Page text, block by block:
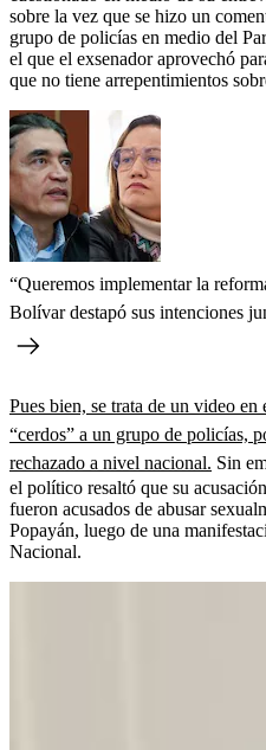
sobre la vez que se hizo un
grupo de policías en medio del
el que el exsenador aprovechó
que no tiene arrepentimientos
“Queremos implementar la
Bolívar destapó sus intenciones
Pues bien, se trata de un video
“cerdos” a un grupo de policías,
rechazado a nivel nacional. Sin
el político resaltó que su
fueron acusados de abusar
Popayán, luego de una
Nacional.